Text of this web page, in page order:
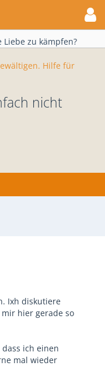
Liebe zu kämpfen?
Hilfe für
nicht
Ixh diskutiere
hier gerade so
ich einen
mal wieder